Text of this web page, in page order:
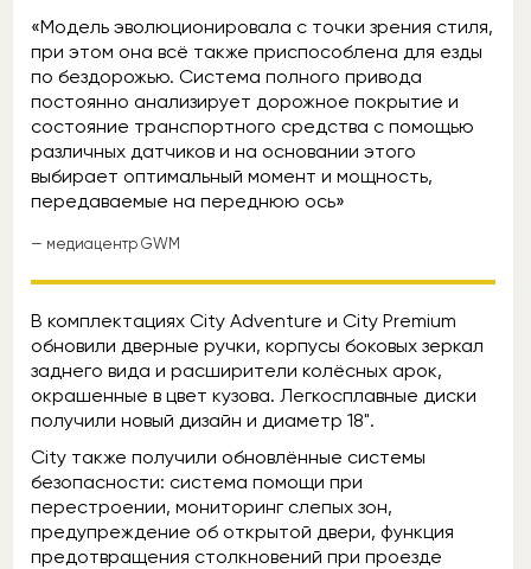
«Модель эволюционировала с точки зрения стиля,
при этом она всё также приспособлена для езды
по бездорожью. Система полного привода
постоянно анализирует дорожное покрытие и
состояние транспортного средства с помощью
различных датчиков и на основании этого
выбирает оптимальный момент и мощность,
передаваемые на переднюю ось»
— медиацентр GWM
В комплектациях City Adventure и City Premium
обновили дверные ручки, корпусы боковых зеркал
заднего вида и расширители колёсных арок,
окрашенные в цвет кузова. Легкосплавные диски
получили новый дизайн и диаметр 18".
City также получили обновлённые системы
безопасности: система помощи при
перестроении, мониторинг слепых зон,
предупреждение об открытой двери, функция
предотвращения столкновений при проезде